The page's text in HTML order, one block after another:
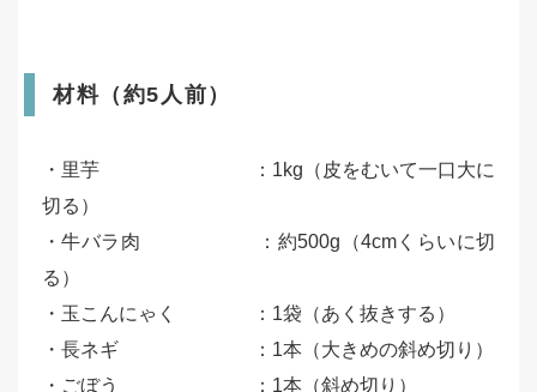
材料（約5人前）
・里芋 ：1kg（皮をむいて一口大に
切る）
・牛バラ肉 ：約500g（4cmくらいに切
る）
・玉こんにゃく ：1袋（あく抜きする）
・長ネギ ：1本（大きめの斜め切り）
・ごぼう ：1本（斜め切り）